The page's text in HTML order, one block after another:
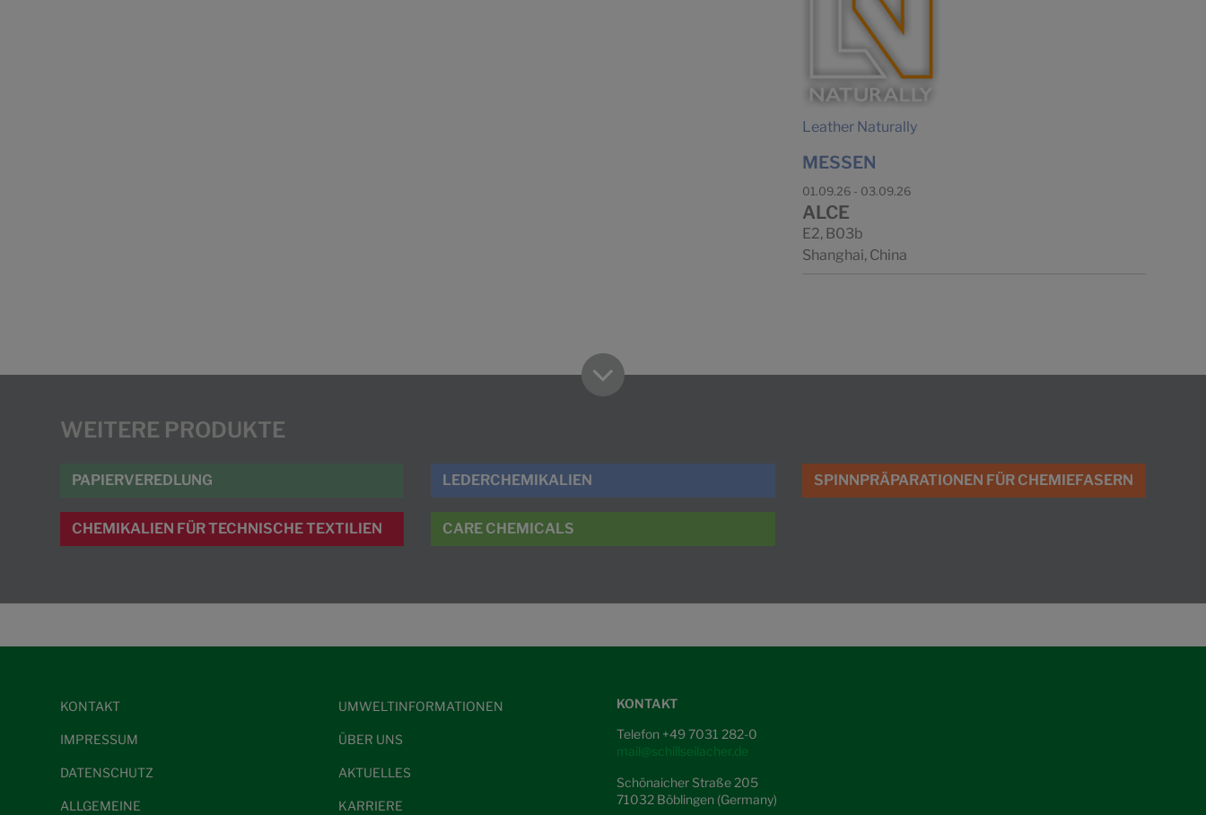
Leather Naturally
MESSEN
01.09.26 - 03.09.26
ALCE
E2, B03b
Shanghai, China
WEITERE PRODUKTE
PAPIERVEREDLUNG
CHEMIKALIEN FÜR TECHNISCHE TEXTILIEN
LEDERCHEMIKALIEN
CARE CHEMICALS
SPINNPRÄPARATIONEN FÜR CHEMIEFASERN
KONTAKT
IMPRESSUM
DATENSCHUTZ
ALLGEMEINE
UMWELTINFORMATIONEN
ÜBER UNS
AKTUELLES
KARRIERE
KONTAKT
Telefon +49 7031 282-0
mail@schillseilacher.de
Schönaicher Straße 205
71032 Böblingen (Germany)